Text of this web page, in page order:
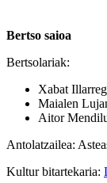
Bertso saioa
Bertsolariak:
Xabat
Maialen
Aitor
Antolatzailea:
Kultur bitartekaria: